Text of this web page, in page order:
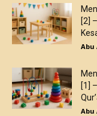
[2]
Abu
[1]
Abu